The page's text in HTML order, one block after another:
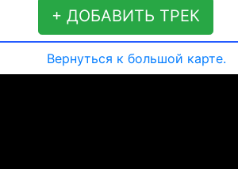
+ ДОБАВИТЬ ТРЕК
Вернуться к большой карте.